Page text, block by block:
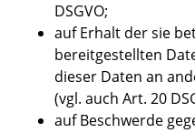
DSGVO;
auf Erhalt der sie
bereitgestellten
dieser Daten an
(vgl. auch Art. 20
auf Beschwerde